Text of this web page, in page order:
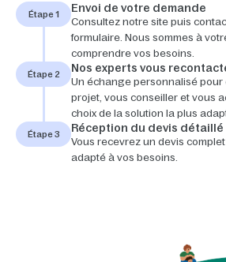
Étape 1 Envoi de votre demande
Consultez notre site puis
formulaire. Nous sommes à
comprendre vos besoins.
Étape 2 Nos experts vous
Un échange personnalisé
projet, vous conseiller et vous
choix de la solution la plus
Étape 3 Réception du devis détaillé
Vous recevrez un devis
adapté à vos besoins.